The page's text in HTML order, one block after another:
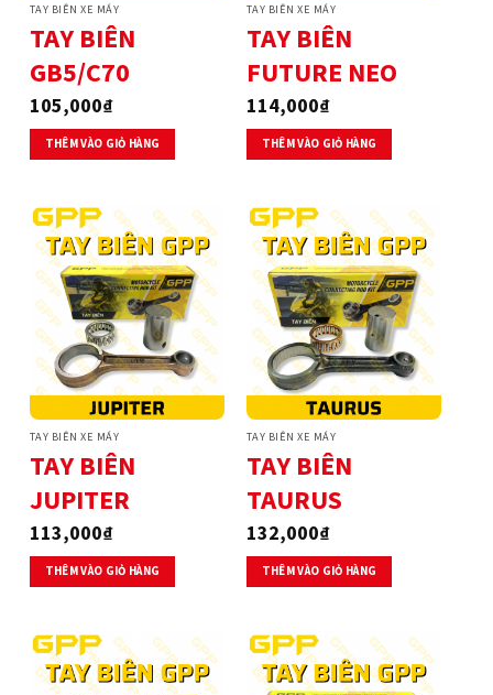
TAY BIÊN XE MÁY
TAY BIÊN
GB5/C70
105,000₫
THÊM VÀO GIỎ HÀNG
TAY BIÊN XE MÁY
TAY BIÊN
FUTURE NEO
114,000₫
THÊM VÀO GIỎ HÀNG
TAY BIÊN XE MÁY
TAY BIÊN
JUPITER
113,000₫
THÊM VÀO GIỎ HÀNG
TAY BIÊN XE MÁY
TAY BIÊN
TAURUS
132,000₫
THÊM VÀO GIỎ HÀNG